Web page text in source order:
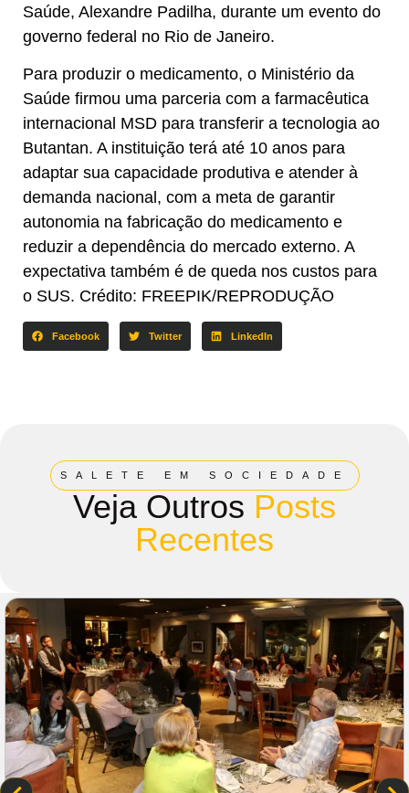
Saúde, Alexandre Padilha, durante um evento do
governo federal no Rio de Janeiro.
Para produzir o medicamento, o Ministério da
Saúde firmou uma parceria com a farmacêutica
internacional MSD para transferir a tecnologia ao
Butantan. A instituição terá até 10 anos para
adaptar sua capacidade produtiva e atender à
demanda nacional, com a meta de garantir
autonomia na fabricação do medicamento e
reduzir a dependência do mercado externo. A
expectativa também é de queda nos custos para
o SUS. Crédito: FREEPIK/REPRODUÇÃO
Facebook Twitter LinkedIn
SALETE EM SOCIEDADE
Veja Outros Posts
Recentes